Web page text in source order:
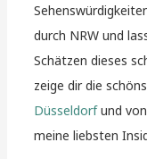
durch NRW und
Schätzen dieses
zeige dir die
Düsseldorfund von
meine liebsten